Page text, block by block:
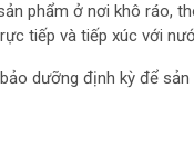
phẩm ở nơi khô ráo,
tiếp và tiếp xúc với
dưỡng định kỳ để